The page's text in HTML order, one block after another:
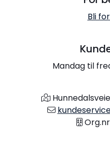
Bli
Mandag til